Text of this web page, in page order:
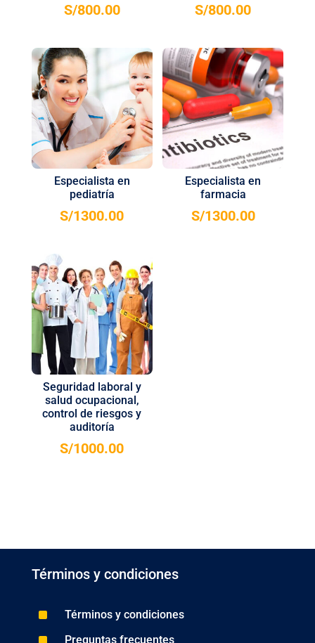
S/800.00 S/800.00
Especialista en
pediatría
S/1300.00
Especialista en
farmacia
S/1300.00
Seguridad laboral y
salud ocupacional,
control de riesgos y
auditoría
S/1000.00
Términos y condiciones
^ Términos y condiciones
Preguntas frecuentes